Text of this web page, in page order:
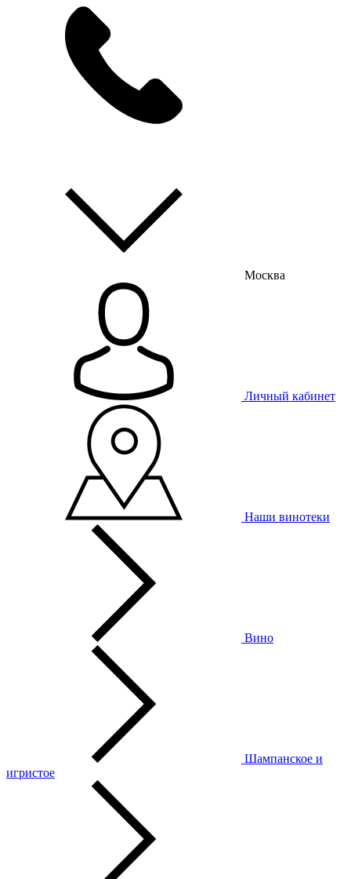
Москва
Личный кабинет
Наши винотеки
Вино
Шампанское и
игристое